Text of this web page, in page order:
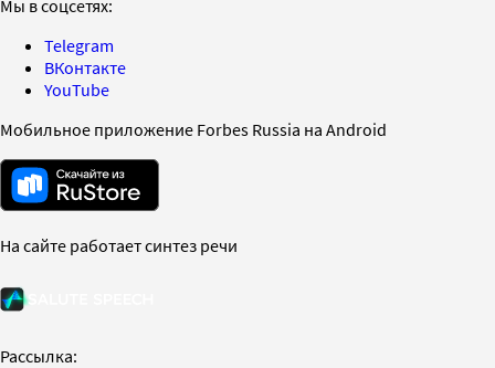
Мы в соцсетях:
Telegram
ВКонтакте
YouTube
Мобильное приложение Forbes Russia на Android
На сайте работает синтез речи
Рассылка: